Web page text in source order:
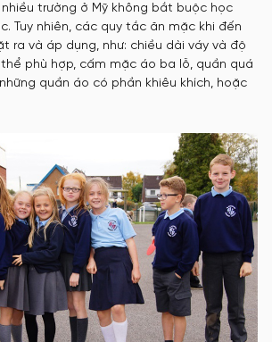
trường ở Mỹ không bắt buộc học
Tuy nhiên, các quy tắc ăn mặc khi đến
ra và áp dụng, như: chiều dài váy và độ
phù hợp, cấm mặc áo ba lỗ, quần quá
quần áo có phần khiêu khích, hoặc